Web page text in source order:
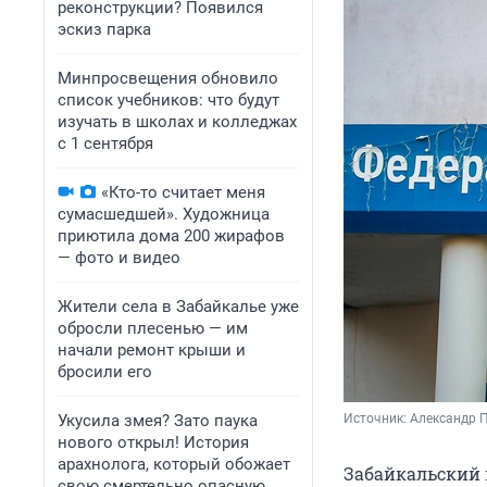
реконструкции? Появился
эскиз парка
Минпросвещения обновило
список учебников: что будут
изучать в школах и колледжах
с 1 сентября
«Кто-то считает меня
сумасшедшей». Художница
приютила дома 200 жирафов
— фото и видео
Жители села в Забайкалье уже
обросли плесенью — им
начали ремонт крыши и
бросили его
Укусила змея? Зато паука
нового открыл! История
арахнолога, который обожает
Источник: Александр